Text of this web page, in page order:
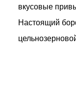
вкусовые
Настоящий